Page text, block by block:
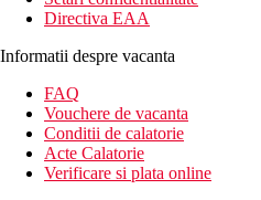
minibar
Descrierea hotelului
camera de bagaje
schimb valutar
receptie deschisa non stop
menaj zilnic
Directiva EAA
Informatii despre vacanta
FAQ
Vouchere de vacanta
Conditii de calatorie
Acte Calatorie
Verificare si plata online